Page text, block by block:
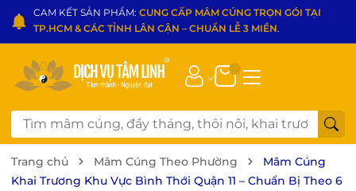
CAM KẾT SẢN PHẨM: CUNG CẤP MÂM CÚNG TRỌN GÓI TẠI
TP.HCM & CÁC TỈNH LÂN CẬN – CHUẨN LỄ 3 MIỀN.
Trang chủ Mâm Cúng Theo Phường
Mâm Cúng
Khai Trương Khu Vực Bình Thới Quận 11 – Chuẩn Bị Theo 6